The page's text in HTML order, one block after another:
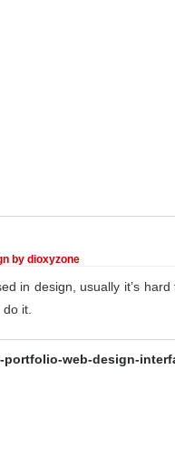
by dioxyzone
in design, usually it’s
it.